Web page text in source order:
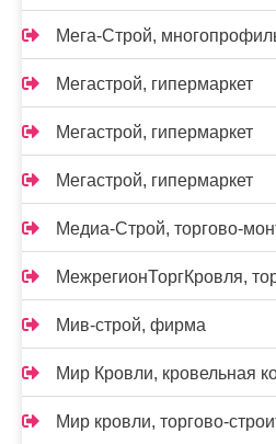
Мега-Строй,
Мегастрой, гипермаркет
Мегастрой, гипермаркет
Мегастрой, гипермаркет
Медиа-Строй, торгово-
МежрегионТоргКровля,
Мив-строй, фирма
Мир Кровли, кровельная
Мир кровли, торгово-